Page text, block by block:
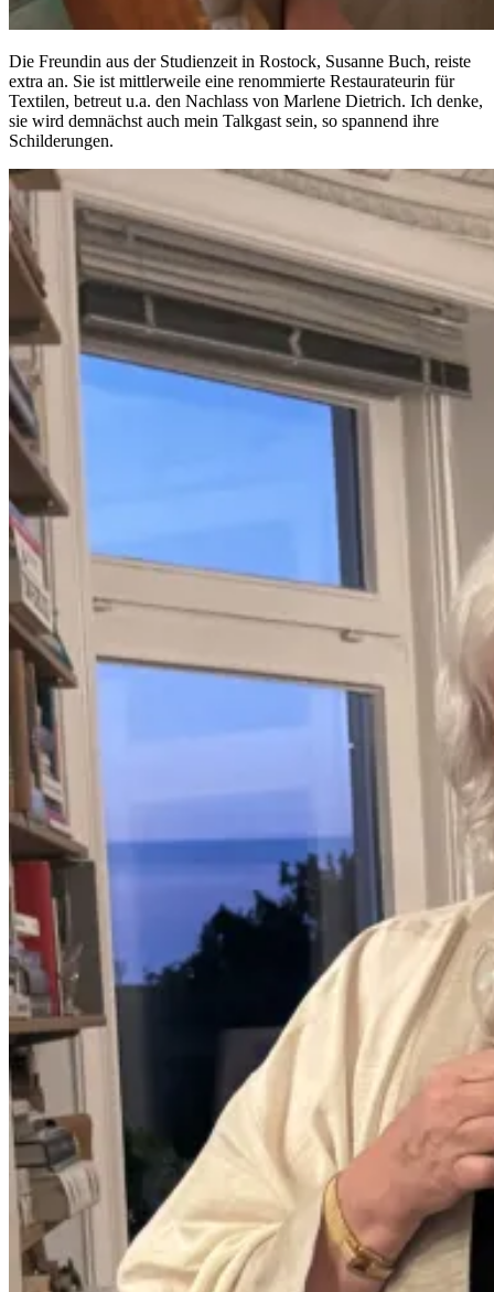
Die Freundin aus der Studienzeit in Rostock, Susanne Buch, reiste
extra an. Sie ist mittlerweile eine renommierte Restaurateurin für
Textilen, betreut u.a. den Nachlass von Marlene Dietrich. Ich denke,
sie wird demnächst auch mein Talkgast sein, so spannend ihre
Schilderungen.